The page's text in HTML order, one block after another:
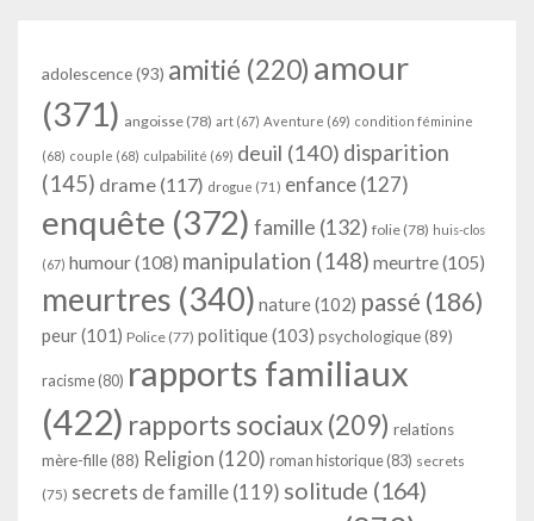
adolescence(93) amitié (220) amour
(371) angoisse (78) art (67) Aventure (69) condition féminine
(68) couple (68) culpabilité (69) deuil (140) disparition
(145) drame (117) drogue (71) enfance(127)
enquête (372) famille (132) folie (78) huis-clos
(67) humour(108) manipulation (148) meurtre(105)
meurtres (340) nature(102) passé (186)
peur(101) Police (77) politique(103) psychologique(89)
racisme (80) rapports familiaux
(422) rapports sociaux(209) relations
mère-fille(88) Religion (120) roman historique(83) secrets
(75) secrets de famille (119) solitude (164)